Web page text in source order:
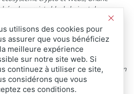
des projets blockchain et des
pour Coinspeaker. Issu d’une
par l’univers décentralisé, elle
les enjeux économiques et les
cryptomonnaies. Forte de plusieurs
de contenus web, elle s’est
l’univers des actifs numériques, avec un
géopolitiques et
ce secteur en constante mutation.
utilisons des cookies pour
assurer que vous bénéficiez
meilleure expérience
sur notre site web. Si
continuez à utiliser ce site,
considérons que vous
ces conditions.